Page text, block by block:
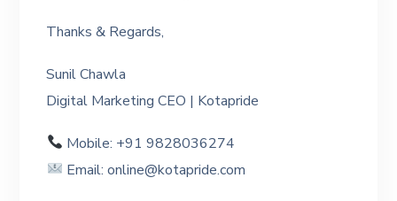
Thanks & Regards,
Sunil Chawla
Digital Marketing CEO | Kotapride
Mobile: +91 9828036274
Email: online@kotapride.com